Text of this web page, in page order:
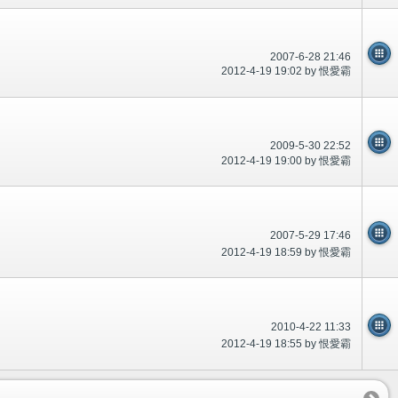
2007-6-28 21:46
2012-4-19 19:02 by 恨愛霸
2009-5-30 22:52
2012-4-19 19:00 by 恨愛霸
2007-5-29 17:46
2012-4-19 18:59 by 恨愛霸
2010-4-22 11:33
2012-4-19 18:55 by 恨愛霸